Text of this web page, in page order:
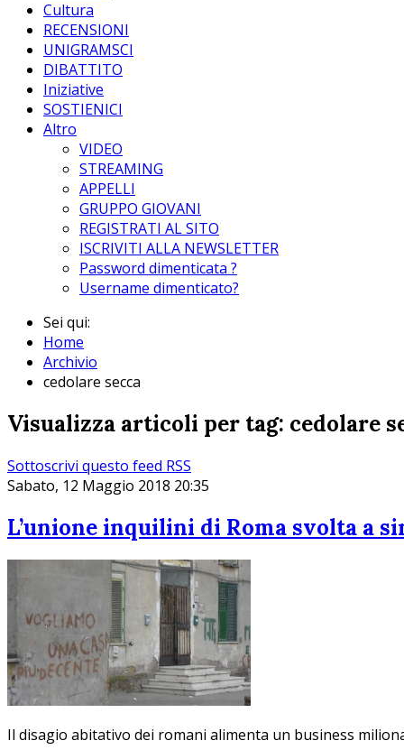
Cultura
RECENSIONI
UNIGRAMSCI
DIBATTITO
Iniziative
SOSTIENICI
Altro
VIDEO
STREAMING
APPELLI
GRUPPO GIOVANI
REGISTRATI AL SITO
ISCRIVITI ALLA NEWSLETTER
Password dimenticata ?
Username dimenticato?
Sei qui:
Home
Archivio
cedolare secca
Visualizza articoli per tag: cedolare
Sottoscrivi questo feed RSS
Sabato, 12 Maggio 2018 20:35
L’unione inquilini di Roma svolta a
Il disagio abitativo dei romani alimenta un business